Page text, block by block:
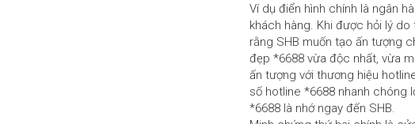
Ví dụ điển hình chính là ngân
khách hàng. Khi được hỏi lý
rằng SHB muốn tạo ấn tượng
đẹp *6688 vừa độc nhất, vừa
ấn tượng với thương hiệu
số hotline *6688 nhanh chóng
*6688 là nhớ ngay đến SHB.